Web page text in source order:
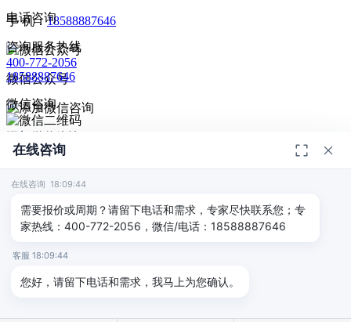
手 机：18588887646
微信公众号
© 2026深圳市德恺检测有限公司版权所有 -宣传册|粤ICP备
2025393459号-1
电话咨询
咨询服务热线
400-772-2056
18588887646
微信咨询
扫码添加微信咨询
给我回电
在线咨询
在线咨询 18:09:44
需要报价或周期？请留下电话和需求，专家尽快联系您；专
家热线：400-772-2056，微信/电话：18588887646
客服 18:09:44
您好，请留下电话和需求，我马上为您确认。